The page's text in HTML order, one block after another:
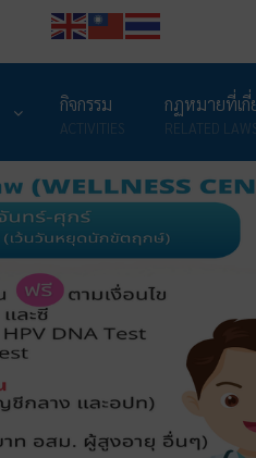
กิจกรรม
ACTIVITIES
กฏหมายที่เกี่
RELATED